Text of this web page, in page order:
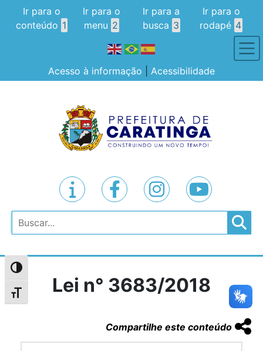
Alternar alto contraste
Alternar tamanho da fonte
Ir para o
conteúdo 1
Ir para o
menu 2
Ir para a
busca 3
Ir para o
rodapé 4
Acesso à informação Acessibilidade
Pesquisar
Lei n° 3683/2018
Compartilhe este conteúdo